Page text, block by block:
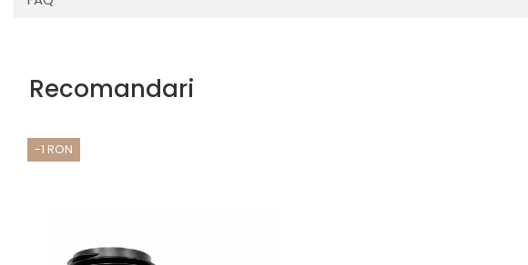
Recomandari
-1 RON